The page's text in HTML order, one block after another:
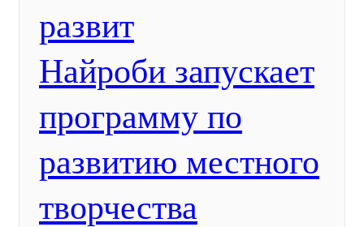
развит
Найроби запускает
программу по
развитию местного
творчества